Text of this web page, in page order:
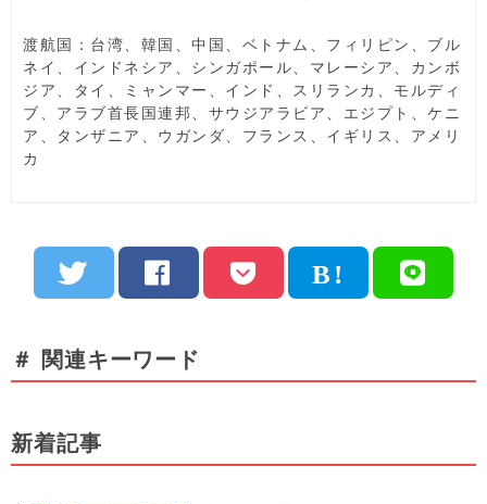
渡航国：台湾、韓国、中国、ベトナム、フィリピン、ブル
ネイ、インドネシア、シンガポール、マレーシア、カンボ
ジア、タイ、ミャンマー、インド、スリランカ、モルディ
ブ、アラブ首長国連邦、サウジアラビア、エジプト、ケニ
ア、タンザニア、ウガンダ、フランス、イギリス、アメリ
カ
＃ 関連キーワード
新着記事